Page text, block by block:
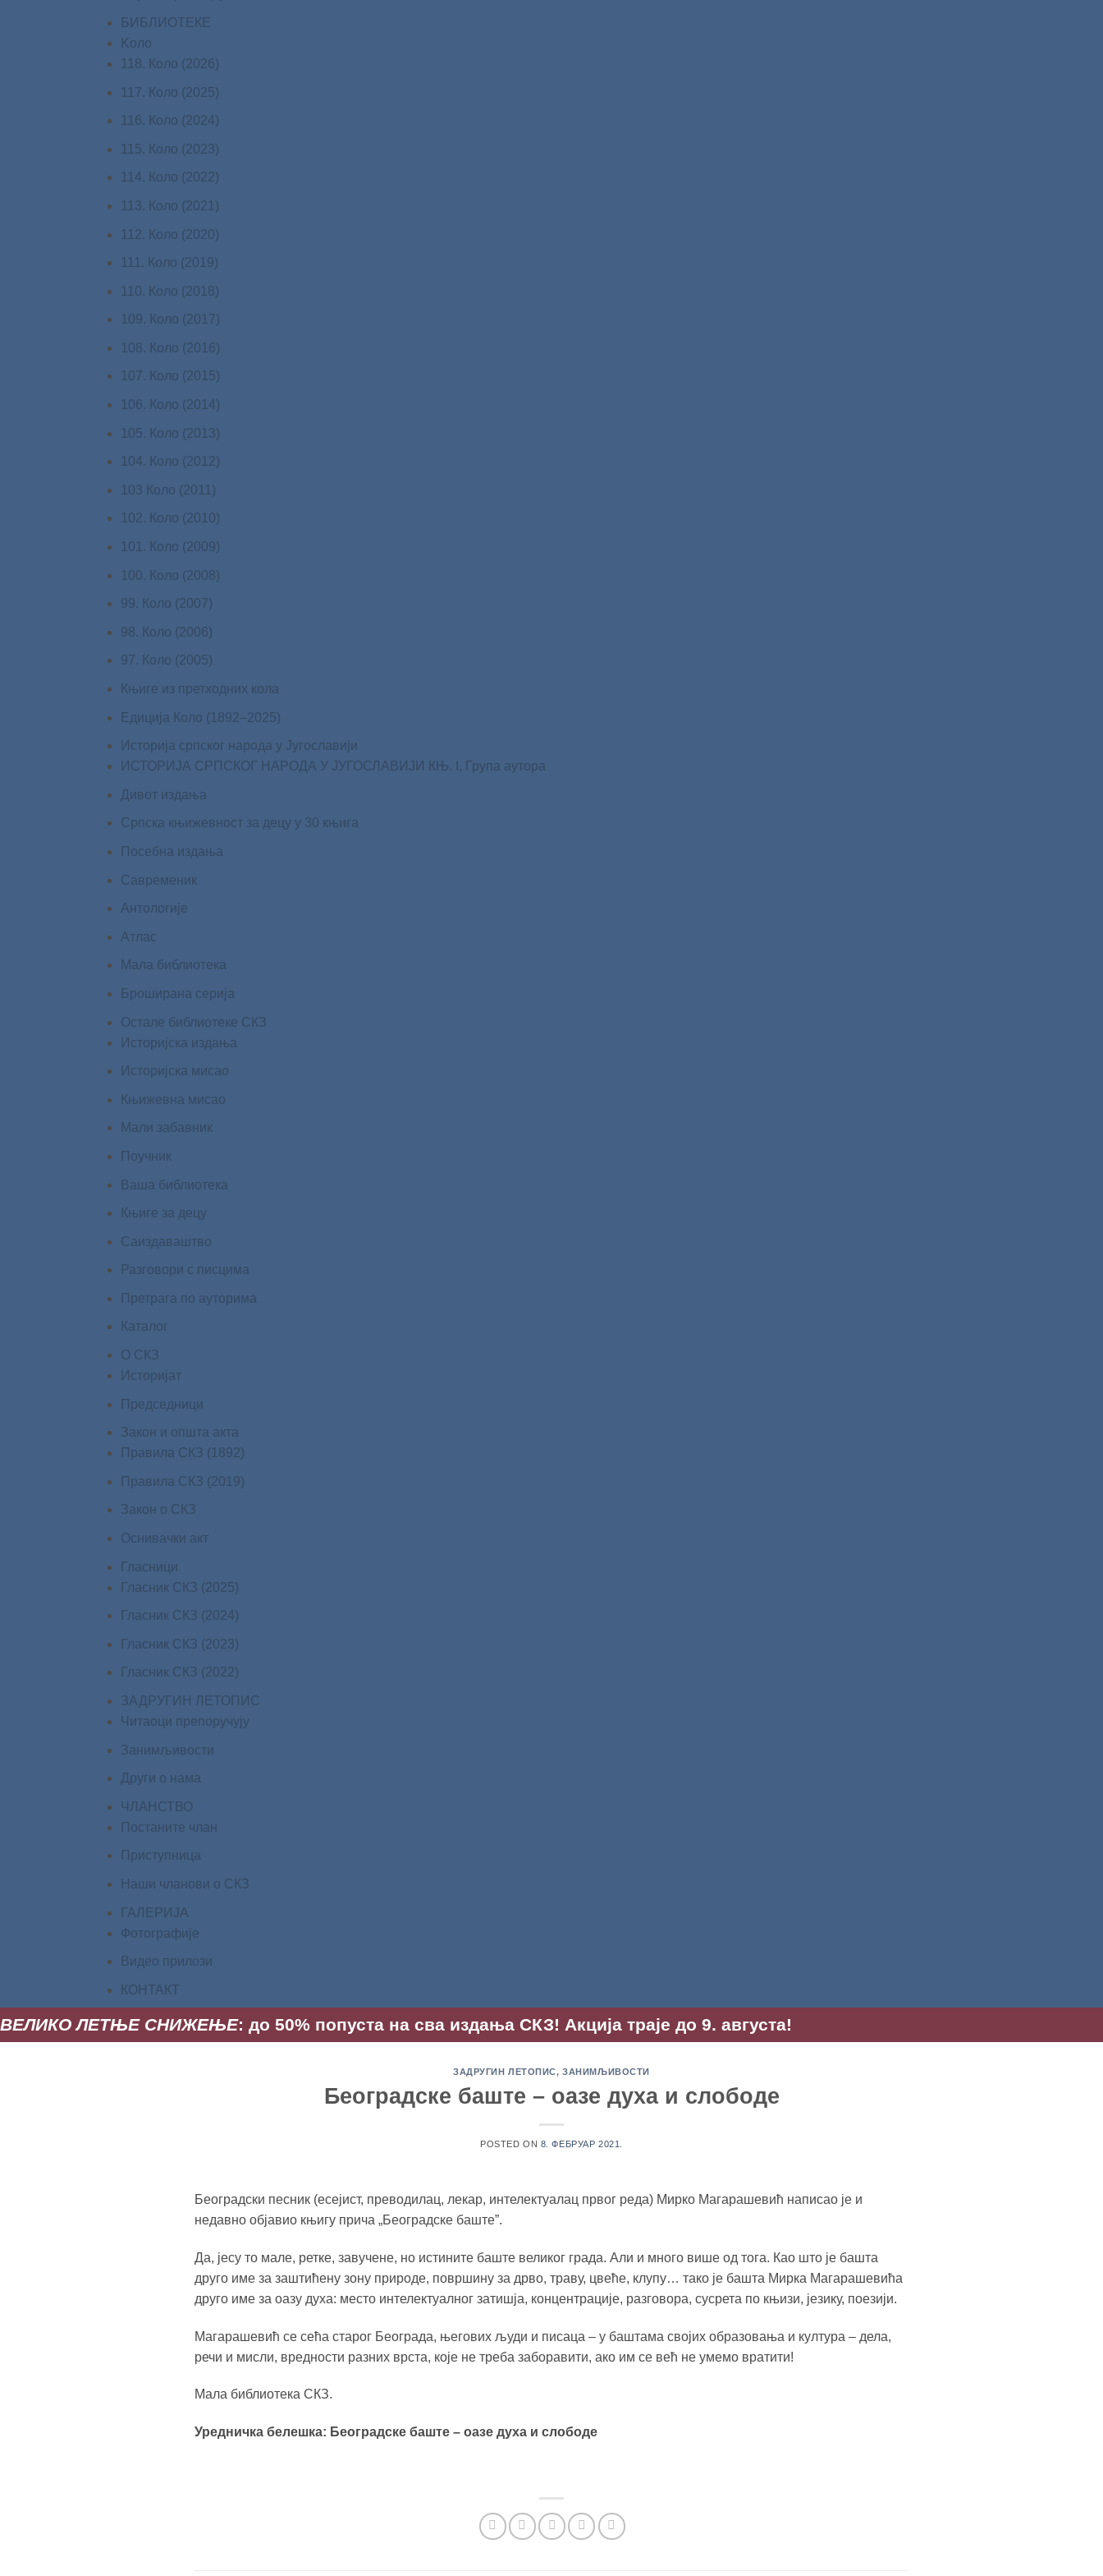
БИБЛИОТЕКЕ
Koло
118. Коло (2026)
117. Коло (2025)
116. Коло (2024)
115. Коло (2023)
114. Коло (2022)
113. Коло (2021)
112. Коло (2020)
111. Коло (2019)
110. Коло (2018)
109. Коло (2017)
108. Коло (2016)
107. Коло (2015)
106. Коло (2014)
105. Коло (2013)
104. Коло (2012)
103 Коло (2011)
102. Коло (2010)
101. Коло (2009)
100. Коло (2008)
99. Коло (2007)
98. Коло (2006)
97. Коло (2005)
Књиге из претходних кола
Едиција Коло (1892‒2025)
Историја српског народа у Југославији
ИСТОРИЈА СРПСКОГ НАРОДА У ЈУГОСЛАВИЈИ КЊ. I, Група аутора
Дивот издања
Српска књижевност за децу у 30 књига
Посебна издања
Савременик
Антологије
Атлас
Мала библиотека
Броширана серија
Остале библиотеке СКЗ
Историјска издања
Историјска мисао
Књижевна мисао
Мали забавник
Поучник
Ваша библиотека
Књиге за децу
Саиздаваштво
Разговори с писцима
Претрага по ауторима
Каталог
О СКЗ
Историјат
Председници
Закон и општа акта
Правила СКЗ (1892)
Правила СКЗ (2019)
Закон о СКЗ
Оснивачки акт
Гласници
Гласник СКЗ (2025)
Гласник СКЗ (2024)
Гласник СКЗ (2023)
Гласник СКЗ (2022)
ЗАДРУГИН ЛЕТОПИС
Читаоци препоручују
Занимљивости
Други о нама
ЧЛАНСТВО
Постаните члан
Приступница
Наши чланови о СКЗ
ГАЛЕРИЈА
Фотографије
Видео прилози
КОНТАКТ
ВЕЛИКО ЛЕТЊЕ СНИЖЕЊЕ: до 50% попуста на сва издања СКЗ! Акција траје до 9. августа!
ЗАДРУГИН ЛЕТОПИС,ЗАНИМЉИВОСТИ
Београдске баште – оазе духа и слободе
POSTED ON 8. ФЕБРУАР 2021.
Београдски песник (есејист, преводилац, лекар, интелектуалац првог реда) Мирко Магарашевић написао је и
недавно објавио књигу прича „Београдске баште”.
Да, јесу то мале, ретке, завучене, но истините баште великог града. Али и много више од тога. Као што је башта
друго име за заштићену зону природе, површину за дрво, траву, цвеће, клупу… тако је башта Мирка Магарашевића
друго име за оазу духа: место интелектуалног затишја, концентрације, разговора, сусрета по књизи, језику, поезији.
Магарашевић се сећа старог Београда, његових људи и писаца – у баштама својих образовања и култура – дела,
речи и мисли, вредности разних врста, које не треба заборавити, ако им се већ не умемо вратити!
Мала библиотека СКЗ.
Уредничка белешка: Београдске баште – оазе духа и слободе